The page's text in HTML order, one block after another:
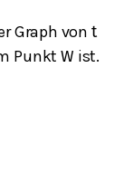
Graph von t
Punkt W ist.